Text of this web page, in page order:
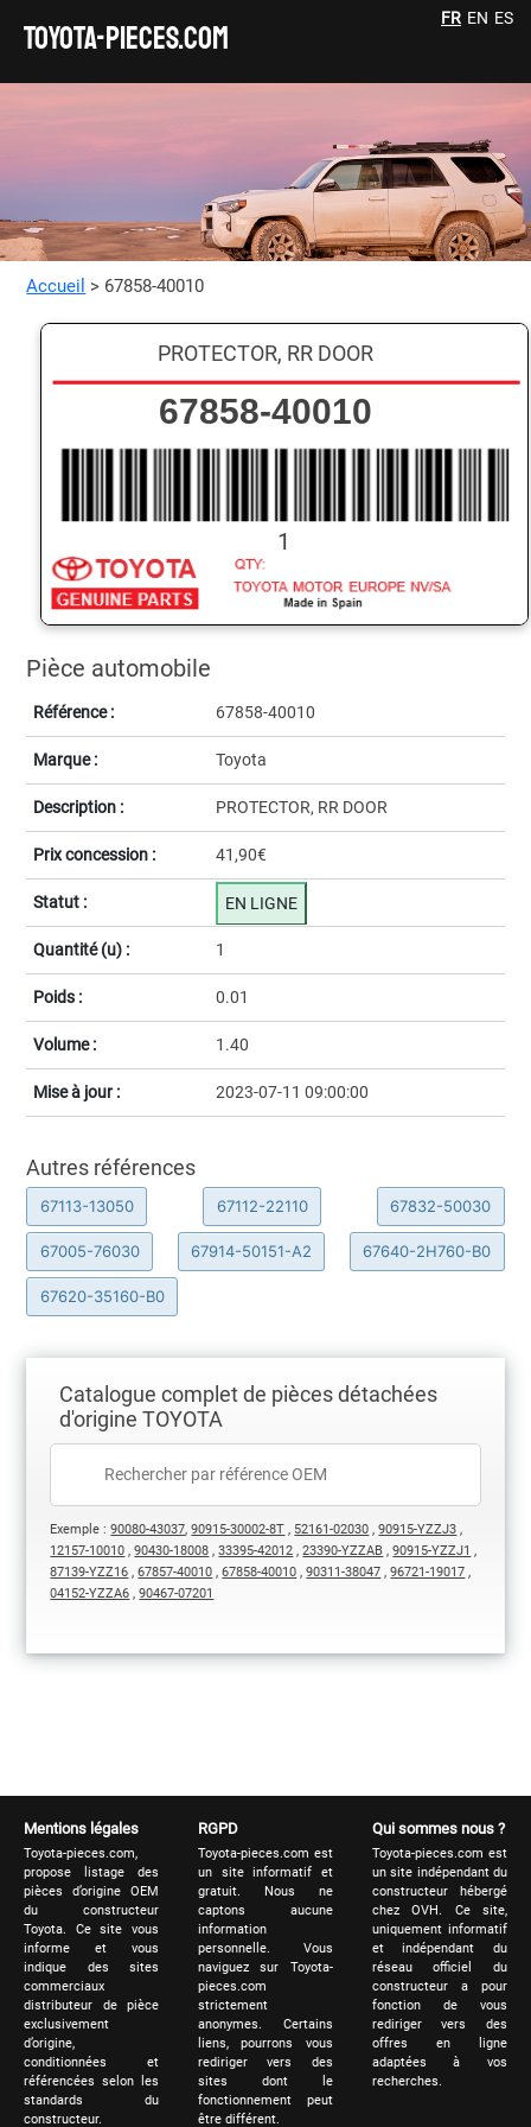
TOYOTA-pieces.com
FR EN ES
Accueil > 67858-40010
Pièce automobile
Référence : 67858-40010
Marque : Toyota
Description : PROTECTOR, RR DOOR
Prix concession : 41,90€
Statut : EN LIGNE
Quantité (u) : 1
Poids : 0.01
Volume : 1.40
Mise à jour : 2023-07-11 09:00:00
PROTECTOR, RR DOOR
67858-40010
1
Autres références
67113-13050 67112-22110 67832-50030
67005-76030 67914-50151-A2 67640-2H760-B0
67620-35160-B0
Catalogue complet de pièces détachées
d'origine TOYOTA
Exemple :90080-43037,90915-30002-8T , 52161-02030 ,90915-YZZJ3 ,
12157-10010 ,90430-18008 ,33395-42012 ,23390-YZZAB ,90915-YZZJ1 ,
87139-YZZ16 ,67857-40010 ,67858-40010 ,90311-38047 ,96721-19017 ,
04152-YZZA6 ,90467-07201
Mentions légales
Toyota-pieces.com,
propose listage des
pièces d’origine OEM
du constructeur
Toyota. Ce site vous
informe et vous
indique des sites
commerciaux
distributeur de pièce
exclusivement
d’origine,
conditionnées et
référencées selon les
standards du
constructeur.
RGPD
Toyota-pieces.com est
un site informatif et
gratuit. Nous ne
captons aucune
information
personnelle. Vous
naviguez sur Toyota-
pieces.com
strictement
anonymes. Certains
liens, pourrons vous
rediriger vers des
sites dont le
fonctionnement peut
être différent.
Qui sommes nous ?
Toyota-pieces.com est
un site indépendant du
constructeur hébergé
chez OVH. Ce site,
uniquement informatif
et indépendant du
réseau officiel du
constructeur a pour
fonction de vous
rediriger vers des
offres en ligne
adaptées à vos
recherches.